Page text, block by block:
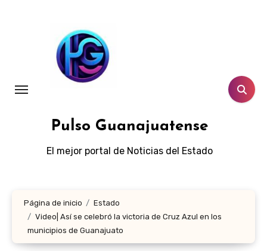
Pulso Guanajuatense
El mejor portal de Noticias del Estado
Página de inicio
Estado
Video| Así se celebró la victoria de Cruz Azul en los
municipios de Guanajuato